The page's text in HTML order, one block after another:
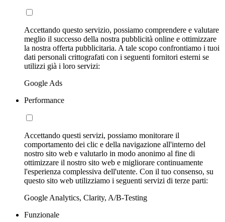
Accettando questo servizio, possiamo comprendere e valutare
meglio il successo della nostra pubblicità online e ottimizzare
la nostra offerta pubblicitaria. A tale scopo confrontiamo i tuoi
dati personali crittografati con i seguenti fornitori esterni se
utilizzi già i loro servizi:
Google Ads
Performance
Accettando questi servizi, possiamo monitorare il
comportamento dei clic e della navigazione all'interno del
nostro sito web e valutarlo in modo anonimo al fine di
ottimizzare il nostro sito web e migliorare continuamente
l'esperienza complessiva dell'utente. Con il tuo consenso, su
questo sito web utilizziamo i seguenti servizi di terze parti:
Google Analytics, Clarity, A/B-Testing
Funzionale